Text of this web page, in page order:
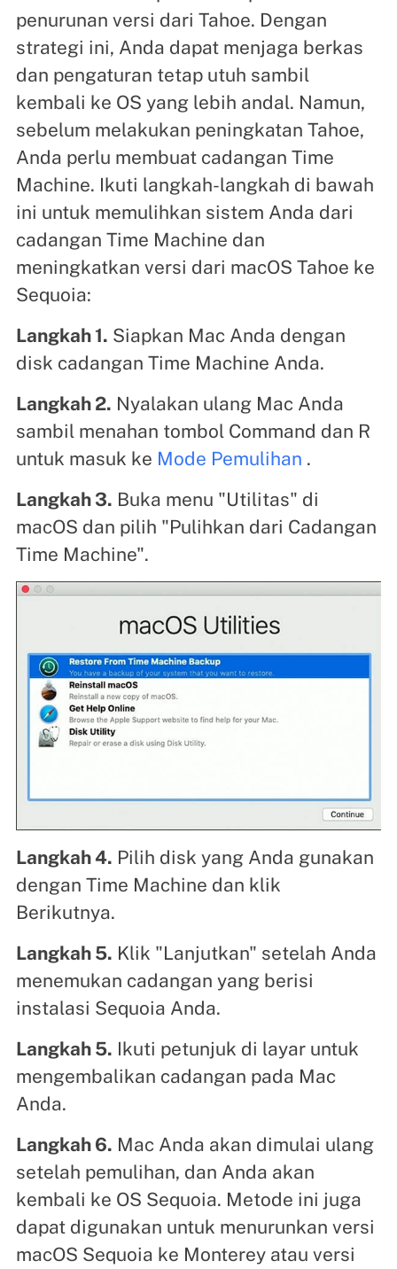
penurunan versi dari Tahoe. Dengan
strategi ini, Anda dapat menjaga berkas
dan pengaturan tetap utuh sambil
kembali ke OS yang lebih andal. Namun,
sebelum melakukan peningkatan Tahoe,
Anda perlu membuat cadangan Time
Machine. Ikuti langkah-langkah di bawah
ini untuk memulihkan sistem Anda dari
cadangan Time Machine dan
meningkatkan versi dari macOS Tahoe ke
Sequoia:
Langkah 1. Siapkan Mac Anda dengan
disk cadangan Time Machine Anda.
Langkah 2. Nyalakan ulang Mac Anda
sambil menahan tombol Command dan R
untuk masuk ke Mode Pemulihan .
Langkah 3. Buka menu "Utilitas" di
macOS dan pilih "Pulihkan dari Cadangan
Time Machine".
Langkah 4. Pilih disk yang Anda gunakan
dengan Time Machine dan klik
Berikutnya.
Langkah 5. Klik "Lanjutkan" setelah Anda
menemukan cadangan yang berisi
instalasi Sequoia Anda.
Langkah 5. Ikuti petunjuk di layar untuk
mengembalikan cadangan pada Mac
Anda.
Langkah 6. Mac Anda akan dimulai ulang
setelah pemulihan, dan Anda akan
kembali ke OS Sequoia. Metode ini juga
dapat digunakan untuk menurunkan versi
macOS Sequoia ke Monterey atau versi